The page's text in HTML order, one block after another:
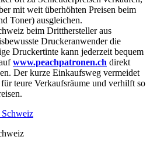
mit weit überhöhten Preisen beim
Toner) ausgleichen.
beim Dritthersteller aus
Druckeranwender die
Druckertinte kann jederzeit bequem
www.peachpatronen.ch direkt
Der kurze Einkaufsweg vermeidet
teure Verkaufsräume und verhilft so